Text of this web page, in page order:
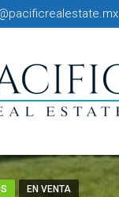
EN VENTA